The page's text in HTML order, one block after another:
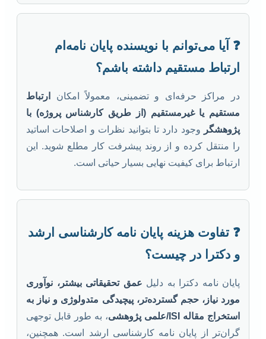
❓ آیا می‌توانم با نویسنده پایان نامه‌ام
ارتباط مستقیم داشته باشم؟
در مراکز حرفه‌ای و تضمینی، معمولاً امکان
ارتباط
مستقیم یا غیرمستقیم (از طریق کارشناس پروژه) با
پژوهشگر وجود دارد تا بتوانید نظرات و اصلاحات اساتید
را منتقل کرده و از روند پیشرفت کار مطلع شوید. این
ارتباط برای کیفیت نهایی بسیار حیاتی است.
❓ تفاوت هزینه پایان نامه کارشناسی ارشد
و دکترا در چیست؟
پایان نامه دکترا به دلیل عمق تحقیقاتی بیشتر، نوآوری
مورد نیاز، حجم گسترده‌تر، پیچیدگی متدولوژی و نیاز به
استخراج مقاله ISI/علمی پژوهشی
، به طور قابل توجهی
گران‌تر از پایان نامه کارشناسی ارشد است. همچنین،